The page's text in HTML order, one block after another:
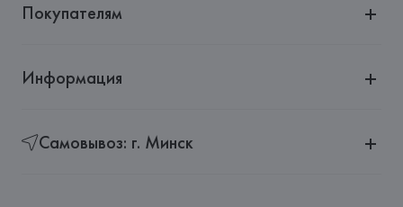
Покупателям
Информация
Самовывоз: г. Минск